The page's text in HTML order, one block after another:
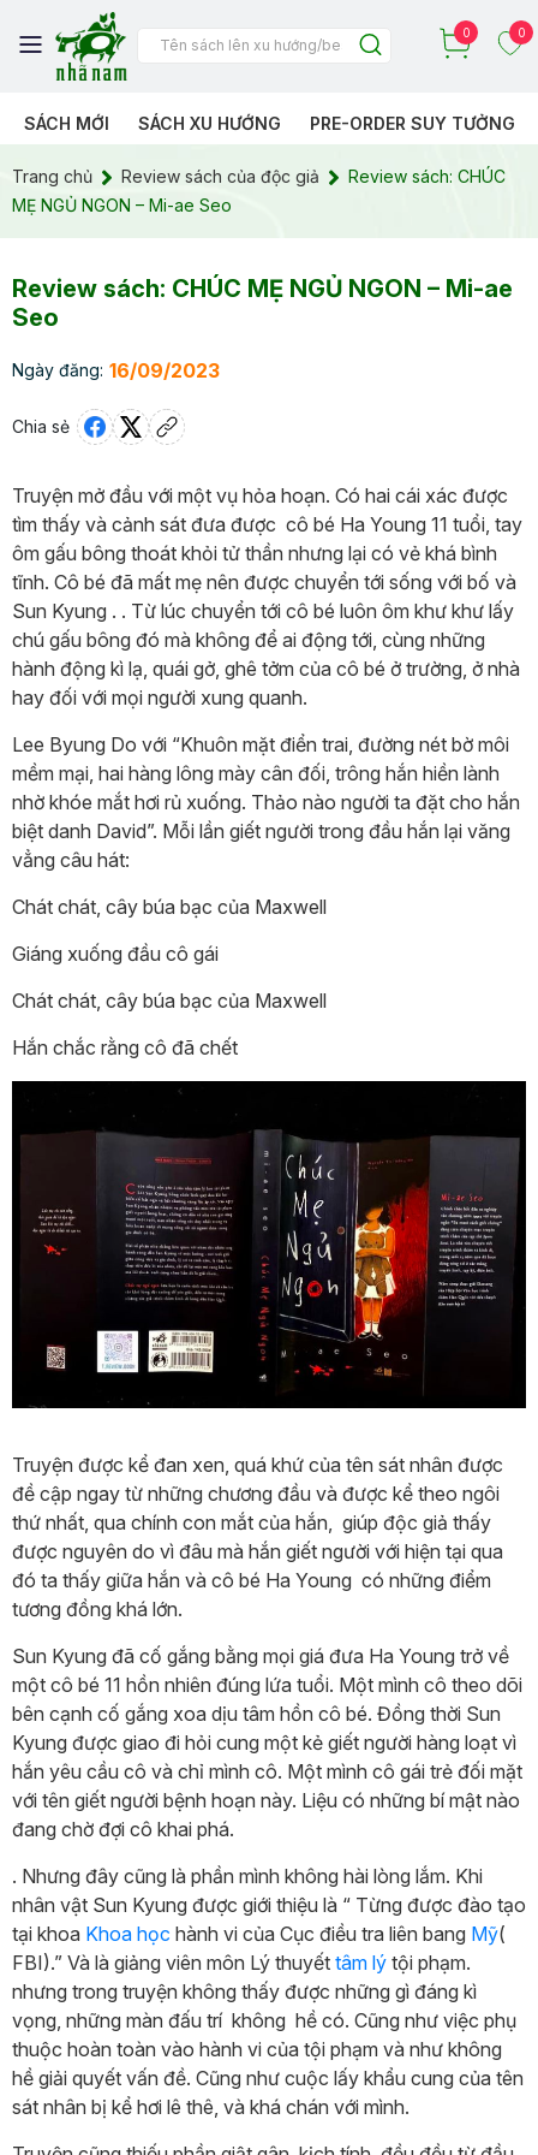
0 0
SÁCH MỚI SÁCH XU HƯỚNG PRE-ORDER SUY TƯỞNG
Trang chủ Review sách của độc giả
Review sách: CHÚC
MẸ NGỦ NGON – Mi-ae Seo
Review sách: CHÚC MẸ NGỦ NGON – Mi-ae
Seo
Ngày đăng: 16/09/2023
Chia sẻ
Truyện mở đầu với một vụ hỏa hoạn. Có hai cái xác được
tìm thấy và cảnh sát đưa được cô bé Ha Young 11 tuổi, tay
ôm gấu bông thoát khỏi tử thần nhưng lại có vẻ khá bình
tĩnh. Cô bé đã mất mẹ nên được chuyển tới sống với bố và
Sun Kyung . . Từ lúc chuyển tới cô bé luôn ôm khư khư lấy
chú gấu bông đó mà không để ai động tới, cùng những
hành động kì lạ, quái gở, ghê tởm của cô bé ở trường, ở nhà
hay đối với mọi người xung quanh.
Lee Byung Do với “Khuôn mặt điển trai, đường nét bờ môi
mềm mại, hai hàng lông mày cân đối, trông hắn hiền lành
nhờ khóe mắt hơi rủ xuống. Thảo nào người ta đặt cho hắn
biệt danh David”. Mỗi lần giết người trong đầu hắn lại văng
vẳng câu hát:
Chát chát, cây búa bạc của Maxwell
Giáng xuống đầu cô gái
Chát chát, cây búa bạc của Maxwell
Hắn chắc rằng cô đã chết
Truyện được kể đan xen, quá khứ của tên sát nhân được
đề cập ngay từ những chương đầu và được kể theo ngôi
thứ nhất, qua chính con mắt của hắn, giúp độc giả thấy
được nguyên do vì đâu mà hắn giết người với hiện tại qua
đó ta thấy giữa hắn và cô bé Ha Young có những điểm
tương đồng khá lớn.
Sun Kyung đã cố gắng bằng mọi giá đưa Ha Young trở về
một cô bé 11 hồn nhiên đúng lứa tuổi. Một mình cô theo dõi
bên cạnh cố gắng xoa dịu tâm hồn cô bé. Đồng thời Sun
Kyung được giao đi hỏi cung một kẻ giết người hàng loạt vì
hắn yêu cầu cô và chỉ mình cô. Một mình cô gái trẻ đối mặt
với tên giết người bệnh hoạn này. Liệu có những bí mật nào
đang chờ đợi cô khai phá.
. Nhưng đây cũng là phần mình không hài lòng lắm. Khi
nhân vật Sun Kyung được giới thiệu là “ Từng được đào tạo
tại khoa Khoa học hành vi của Cục điều tra liên bang Mỹ(
FBI).” Và là giảng viên môn Lý thuyết tâm lý tội phạm.
nhưng trong truyện không thấy được những gì đáng kì
vọng, những màn đấu trí không hề có. Cũng như việc phụ
thuộc hoàn toàn vào hành vi của tội phạm và như không
hề giải quyết vấn đề. Cũng như cuộc lấy khẩu cung của tên
sát nhân bị kể hơi lê thê, và khá chán với mình.